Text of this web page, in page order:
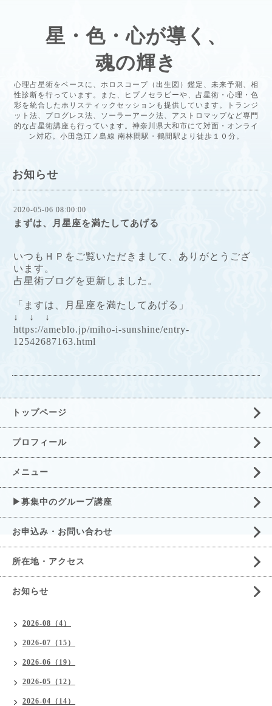
星・色・心が導く、
魂の輝き
心理占星術をベースに、ホロスコープ（出生図）鑑定、未来予測、相
性診断を行っています。また、ヒプノセラピーや、占星術・心理・色
彩を統合したホリスティックセッションも提供しています。トランジ
ット法、プログレス法、ソーラーアーク法、アストロマップなど専門
的な占星術講座も行っています。神奈川県大和市にて対面・オンライ
ン対応。小田急江ノ島線 南林間駅・鶴間駅より徒歩１０分。
お知らせ
2020-05-06 08:00:00
まずは、月星座を満たしてあげる
いつもＨＰをご覧いただきまして、ありがとうござ
います。
占星術ブログを更新しました。
「ますは、月星座を満たしてあげる」
↓ ↓ ↓
https://ameblo.jp/miho-i-sunshine/entry-
12542687163.html
トップページ
プロフィール
メニュー
▶募集中のグループ講座
お申込み・お問い合わせ
所在地・アクセス
お知らせ
2026-08（4）
2026-07（15）
2026-06（19）
2026-05（12）
2026-04（14）